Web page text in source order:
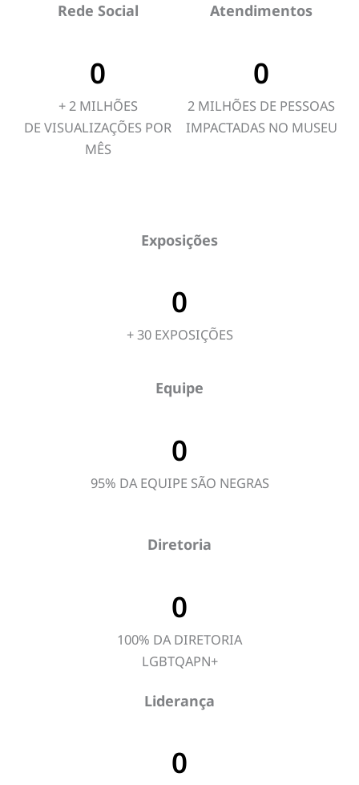
Rede Social
0
+ 2 MILHÕES
DE VISUALIZAÇÕES POR
MÊS
Atendimentos
0
2 MILHÕES DE PESSOAS
IMPACTADAS NO MUSEU
Exposições
0
+ 30 EXPOSIÇÕES
Equipe
0
95% DA EQUIPE SÃO NEGRAS
Diretoria
0
100% DA DIRETORIA
LGBTQAPN+
Liderança
0